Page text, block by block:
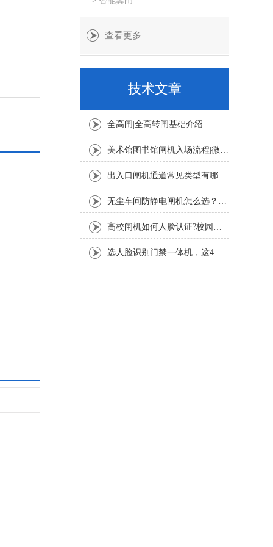
查看更多
技术文章
全高闸|全高转闸基础介绍
美术馆图书馆闸机入场流程|微信公众号预约+人脸扫码登记教程
出入口闸机通道常见类型有哪些？摆闸、翼闸、三辊闸适用场景详解
无尘车间防静电闸机怎么选？半导体 SMT 车间 ESD 闸机选型要点
高校闸机如何人脸认证?校园人脸识别通行完整流程
选人脸识别门禁一体机，这4个核心指标一定要看！